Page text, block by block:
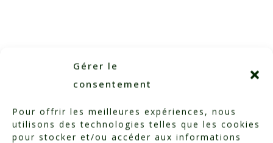
Gérer le
consentement
Pour offrir les meilleures expériences, nous
utilisons des technologies telles que les cookies
pour stocker et/ou accéder aux informations
Categorized in: